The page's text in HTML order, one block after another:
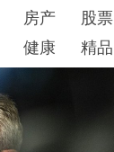
房产 股票
健康 精品